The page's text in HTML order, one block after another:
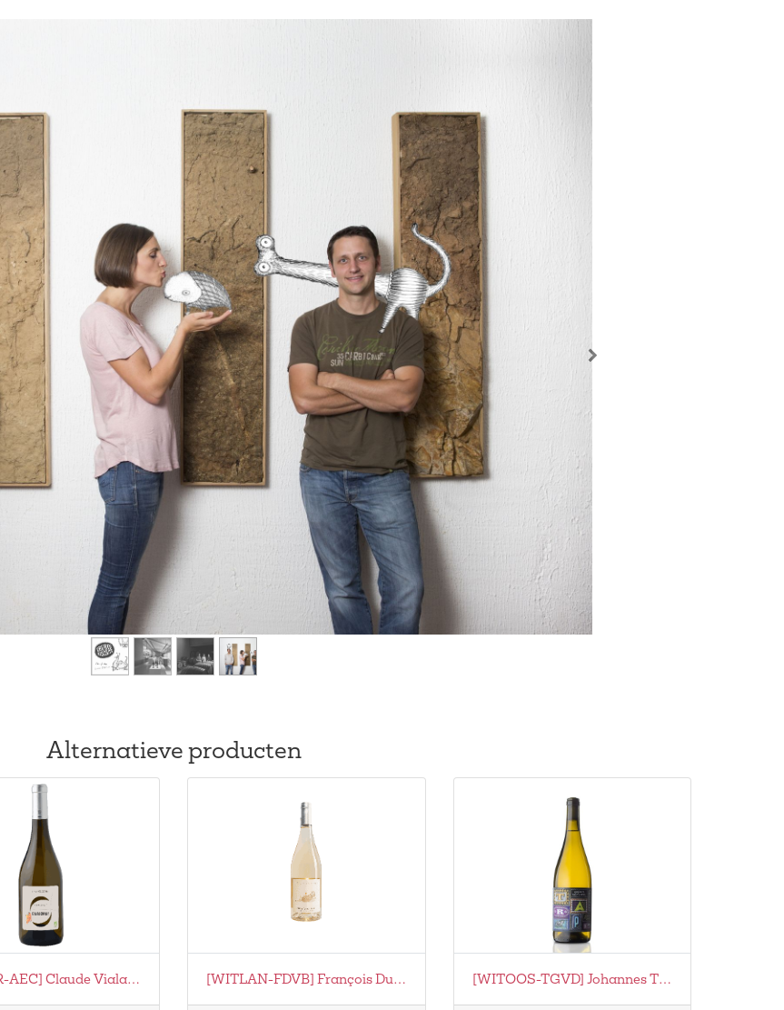
Alternatieve producten
[WITCOR-AEC] Claude Vialade - Elégance 43,6° Nord Chardonnay Bio [WITLAN-FDVB] François Ducrot - La Vie En Blanc Bio / Natuurwijn [WITOOS-TGVD] Johannes Trapl - Gruner Veltliner Biodynamie / Natuurwijn